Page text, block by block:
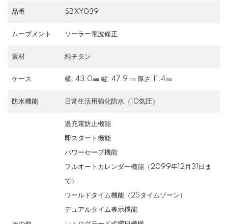
品番 SBXY039
ムーブメント ソーラー電波修正
素材 純チタン
ケース 横: 43.0㎜ 縦: 47.9 ㎜ 厚さ:11.4㎜
防水機能 日常生活用強化防水（10気圧）
過充電防止機能
即スタート機能
パワーセーブ機能
フルオートカレンダー機能（2099年12月31日ま
で）
ワールドタイム機能（25タイムゾーン）
デュアルタイム表示機能